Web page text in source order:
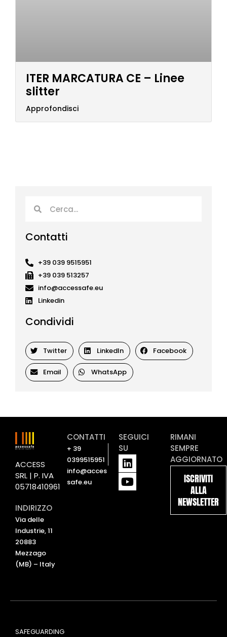
ITER MARCATURA CE – Linee
slitter
Approfondisci
Contatti
+39 039 9515951
+39 039 513257
info@accessafe.eu
Linkedin
Condividi
Twitter LinkedIn Facebook
Email WhatsApp
ACCESS
SRL | P. IVA
05718410961
INDIRIZZO
Via delle
Industrie, 11
20883
Mezzago
(MB) – Italy
CONTATTI
+ 39
0399515951
info@acces
safe.eu
SEGUICI
SU
L
i
n
k
Y
o
u
t
RIMANI
SEMPRE
AGGIORNATO
ISCRIVITI
ALLA
NEWSLETTER
SAFEGUARDING